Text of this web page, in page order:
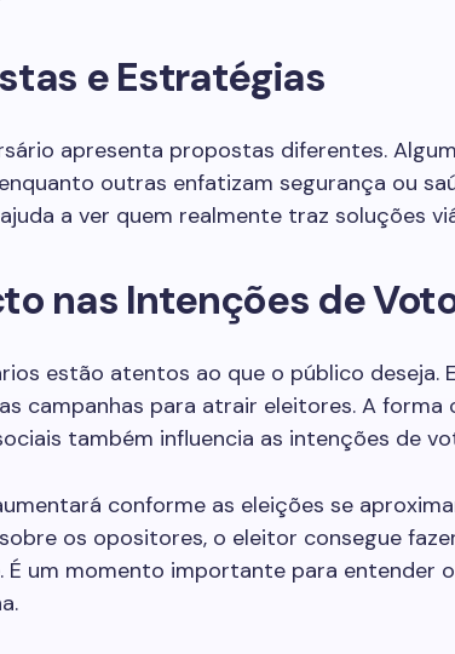
e Estratégias
apresenta propostas diferentes.
outras enfatizam segurança ou
a ver quem realmente traz soluções
nas Intenções de
estão atentos ao que o público deseja.
campanhas para atrair eleitores. A forma
também influencia as intenções de
conforme as eleições se
os opositores, o eleitor consegue
É um momento importante para entender